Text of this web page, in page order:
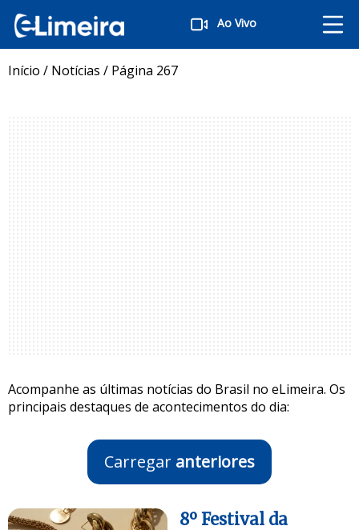
Ao Vivo
Início / Notícias / Página 267
Acompanhe as últimas notícias do Brasil no eLimeira. Os
principais destaques de acontecimentos do dia:
Carregar anteriores
8º Festival da